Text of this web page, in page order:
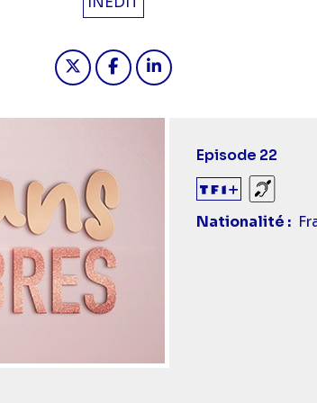
Partager "2024-09-09 17:05 -
Partager "2024-09-09
Episode 22
Sourds
Nationalité